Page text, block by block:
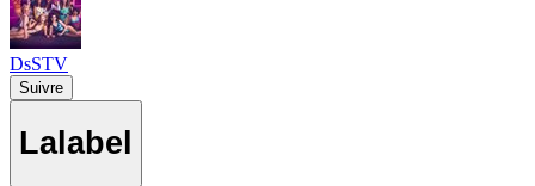
DsSTV
Suivre
Lalabel